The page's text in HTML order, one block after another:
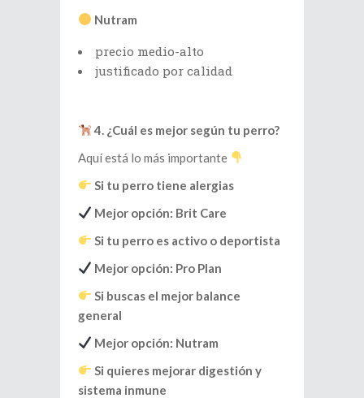
Nutram
precio medio-alto
justificado por calidad
4. ¿Cuál es mejor según tu perro?
Aquí está lo más importante
Si tu perro tiene alergias
Mejor opción: Brit Care
Si tu perro es activo o deportista
Mejor opción: Pro Plan
Si buscas el mejor balance
general
Mejor opción: Nutram
Si quieres mejorar digestión y
sistema inmune